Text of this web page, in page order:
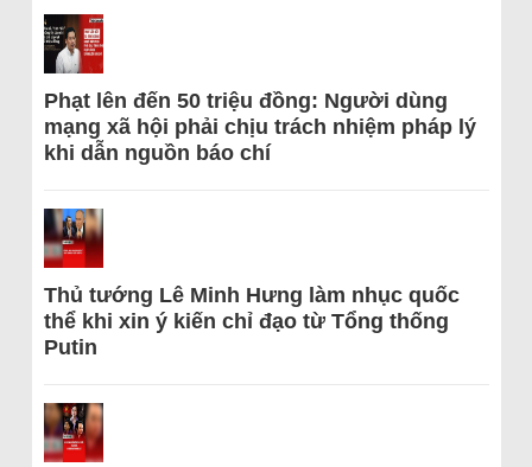
Phạt lên đến 50 triệu đồng: Người dùng
mạng xã hội phải chịu trách nhiệm pháp lý
khi dẫn nguồn báo chí
Thủ tướng Lê Minh Hưng làm nhục quốc
thể khi xin ý kiến chỉ đạo từ Tổng thống
Putin